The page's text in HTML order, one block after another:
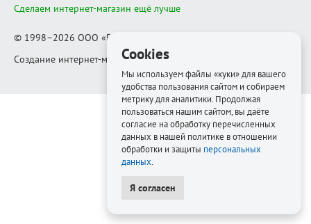
Сделаем интернет-магазин ещё лучше
© 1998–2026 ООО «Белфорт-РМ»
Создание интернет-магазина—Медиапродукт
Cookies
Мы используем файлы «куки» для вашего
удобства пользования сайтом и собираем
метрику для аналитики. Продолжая
пользоваться нашим сайтом, вы даёте
согласие на обработку перечисленных
данных в нашей политике в отношении
обработки и защиты персональных
данных
Я согласен